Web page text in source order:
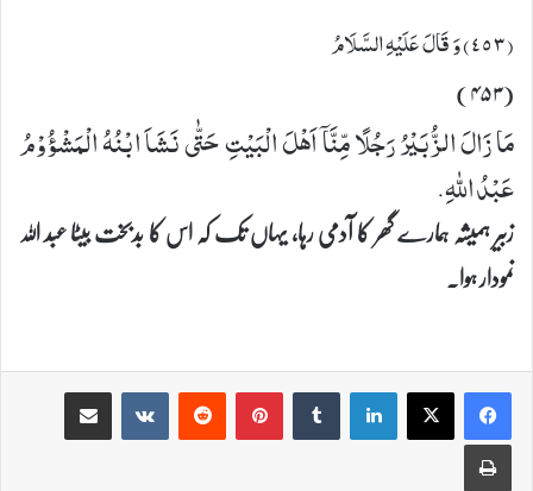
(٤٥٣) وَ قَالَ عَلَیْهِ السَّلَامُ
(۴۵۳)
مَا زَالَ الزُّبَیْرُ رَجُلًا مِّنَّاۤ اَهْلَ الْبَیْتِ حَتّٰى نَشَاَ ابْنُهُ الْمَشْؤُوْمُ
عَبْدُ اللهِ.
زبیر ہمیشہ ہمارے گھر کا آدمی رہا، یہاں تک کہ اس کا بدبخت بیٹا عبد اللہ
نمودار ہوا۔